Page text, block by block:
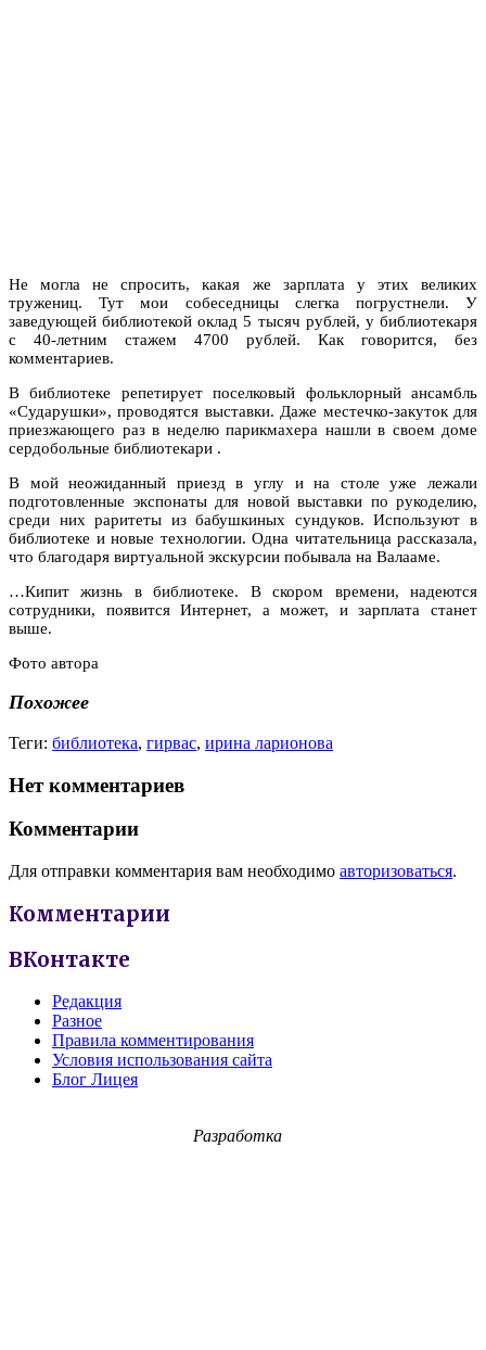
Не могла не спросить, какая же зарплата у этих великих
тружениц. Тут мои собеседницы слегка погрустнели. У
заведующей библиотекой оклад 5 тысяч рублей, у библиотекаря
с 40-летним стажем 4700 рублей. Как говорится, без
комментариев.
В библиотеке репетирует поселковый фольклорный ансамбль
«Сударушки», проводятся выставки. Даже местечко-закуток для
приезжающего раз в неделю парикмахера нашли в своем доме
сердобольные библиотекари .
В мой неожиданный приезд в углу и на столе уже лежали
подготовленные экспонаты для новой выставки по рукоделию,
среди них раритеты из бабушкиных сундуков. Используют в
библиотеке и новые технологии. Одна читательница рассказала,
что благодаря виртуальной экскурсии побывала на Валааме.
…Кипит жизнь в библиотеке. В скором времени, надеются
сотрудники, появится Интернет, а может, и зарплата станет
выше.
Фото автора
Похожее
Теги: библиотека, гирвас, ирина ларионова
Нет комментариев
Комментарии
Для отправки комментария вам необходимо авторизоваться.
Комментарии
ВКонтакте
Редакция
Разное
Правила комментирования
Условия использования сайта
Блог Лицея
Разработка